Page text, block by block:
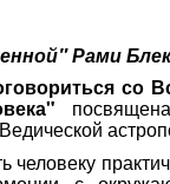
Рами
со
человеку